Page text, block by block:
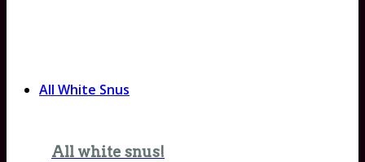
All White Snus
All white snus!